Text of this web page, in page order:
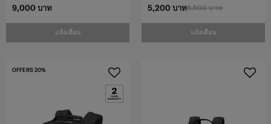
9,000 บาท
แจ้งเตือน
6,500 บาท
5,200 บาท
แจ้งเตือน
OFFERS 20%